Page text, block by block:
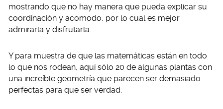
mostrando que no hay manera que pueda explicar su
coordinación y acomodo, por lo cual es mejor
admirarla y disfrutarla.
Y para muestra de que las matemáticas están en todo
lo que nos rodean, aquí sólo 20 de algunas plantas con
una increíble geometría que parecen ser demasiado
perfectas para que ser verdad.